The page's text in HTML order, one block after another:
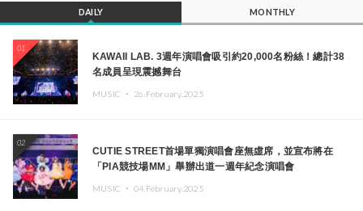
DAILY MONTHLY
01
KAWAII LAB. 3週年演唱會吸引約20,000名粉絲！總計38
名成員呈現震撼舞台
MUSIC ・ 26.February.2025
02
CUTIE STREET首場單獨演唱會座無虛席，並宣布將在
「PIA競技場MM」舉辦出道一週年紀念演唱會
MUSIC ・ 04.February.2025